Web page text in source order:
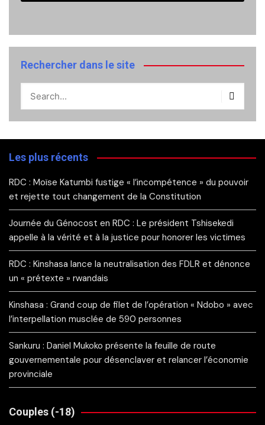
Rechercher dans le site
Les plus récents
RDC : Moïse Katumbi fustige « l’incompétence » du pouvoir
et rejette tout changement de la Constitution
Journée du Génocost en RDC : Le président Tshisekedi
appelle à la vérité et à la justice pour honorer les victimes
RDC : Kinshasa lance la neutralisation des FDLR et dénonce
un « prétexte » rwandais
Kinshasa : Grand coup de filet de l’opération « Ndobo » avec
l’interpellation musclée de 590 personnes
Sankuru : Daniel Mukoko présente la feuille de route
gouvernementale pour désenclaver et relancer l’économie
provinciale
Couples (-18)